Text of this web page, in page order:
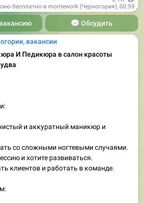
бесплатно в montework (Черногория), 00:59
💬Обсудить
вакансии
И Педикюра в салон красоты
и аккуратный маникюр и
со сложными ногтевыми случаями.
и хотите развиваться.
клиентов и работать в команде.